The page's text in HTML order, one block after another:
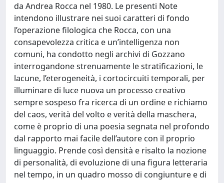
da Andrea Rocca nel 1980. Le presenti Note
intendono illustrare nei suoi caratteri di fondo
l’operazione filologica che Rocca, con una
consapevolezza critica e un’intelligenza non
comuni, ha condotto negli archivi di Gozzano
interrogandone strenuamente le stratificazioni, le
lacune, l’eterogeneità, i cortocircuiti temporali, per
illuminare di luce nuova un processo creativo
sempre sospeso fra ricerca di un ordine e richiamo
del caos, verità del volto e verità della maschera,
come è proprio di una poesia segnata nel profondo
dal rapporto mai facile dell’autore con il proprio
linguaggio. Prende così densità e risalto la nozione
di personalità, di evoluzione di una figura letteraria
nel tempo, in un quadro mosso di congiunture e di